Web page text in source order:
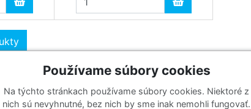
Katalógy
Prihlásiť sa k odberu noviniek
Používame súbory cookies
Na týchto stránkach používame súbory cookies. Niektoré z
nich sú nevyhnutné, bez nich by sme inak nemohli fungovať.